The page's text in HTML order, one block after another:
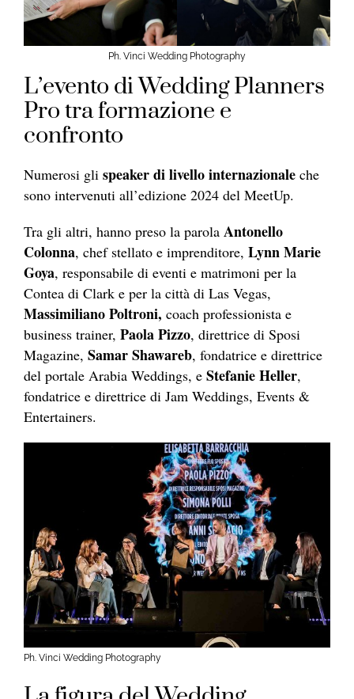
Ph. Vinci Wedding Photography
L’evento di Wedding Planners
Pro tra formazione e
confronto
Numerosi gli speaker di livello internazionale che
sono intervenuti all’edizione 2024 del MeetUp.
Tra gli altri, hanno preso la parola Antonello
Colonna, chef stellato e imprenditore, Lynn Marie
Goya, responsabile di eventi e matrimoni per la
Contea di Clark e per la città di Las Vegas,
Massimiliano Poltroni, coach professionista e
business trainer, Paola Pizzo, direttrice di Sposi
Magazine, Samar Shawareb, fondatrice e direttrice
del portale Arabia Weddings, e Stefanie Heller,
fondatrice e direttrice di Jam Weddings, Events &
Entertainers.
Ph. Vinci Wedding Photography